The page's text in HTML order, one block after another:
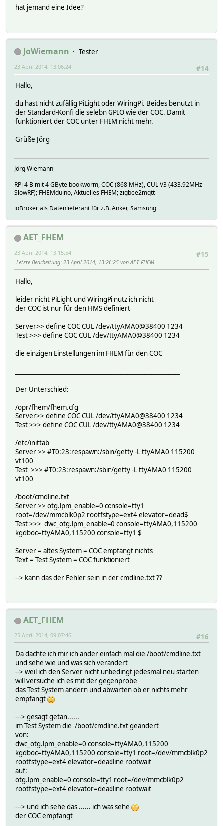
hat jemand eine Idee?
JoWiemann
Tester
#14
23 April 2014, 13:06:24
Hallo,
du hast nicht zufällig PiLight oder WiringPi. Beides benutzt in
der Standard-Konfi die selebn GPIO wie der COC. Damit
funktioniert der COC unter FHEM nicht mehr.
Grüße Jörg
Jörg Wiemann
RPi 4 B mit 4 GByte bookworm, COC (868 MHz), CUL V3 (433.92MHz
SlowRF); FHEMduino, Aktuelles FHEM; zigbee2mqtt
ioBroker als Datenlieferant für z.B. Anker, Samsung
AET_FHEM
#15
23 April 2014, 13:15:54
Letzte Bearbeitung: 23 April 2014, 13:26:25 von AET_FHEM
Hallo,
leider nicht PiLight und WiringPi nutz ich nicht
der COC ist nur für den HMS definiert
Server>> define COC CUL /dev/ttyAMA0@38400 1234
Test >>> define COC CUL /dev/ttyAMA0@38400 1234
die einzigen Einstellungen im FHEM für den COC
Der Unterschied:
/opr/fhem/fhem.cfg
Server>> define COC CUL /dev/ttyAMA0@38400 1234
Test >>> define COC CUL /dev/ttyAMA0@38400 1234
/etc/inittab
Server >> #T0:23:respawn:/sbin/getty -L ttyAMA0 115200
vt100
Test >>> #T0:23:respawn:/sbin/getty -L ttyAMA0 115200
vt100
/boot/cmdline.txt
Server >> otg.lpm_enable=0 console=tty1
root=/dev/mmcblk0p2 rootfstype=ext4 elevator=dead$
Test >>> dwc_otg.lpm_enable=0 console=ttyAMA0,115200
kgdboc=ttyAMA0,115200 console=tty1 $
Server = altes System = COC empfängt nichts
Text = Test System = COC funktioniert
--> kann das der Fehler sein in der cmdline.txt ??
AET_FHEM
#16
25 April 2014, 09:07:46
Da dachte ich mir ich änder einfach mal die /boot/cmdline.txt
und sehe wie und was sich verändert
--> weil ich den Server nicht unbedingt jedesmal neu starten
will versuche ich es mit der gegenprobe
das Test System ändern und abwarten ob er nichts mehr
empfängt
---> gesagt getan......
im Test System die /boot/cmdline.txt geändert
von:
dwc_otg.lpm_enable=0 console=ttyAMA0,115200
kgdboc=ttyAMA0,115200 console=tty1 root=/dev/mmcblk0p2
rootfstype=ext4 elevator=deadline rootwait
auf:
otg.lpm_enable=0 console=tty1 root=/dev/mmcblk0p2
rootfstype=ext4 elevator=deadline rootwait
---> und ich sehe das ...... ich was sehe
der COC empfängt